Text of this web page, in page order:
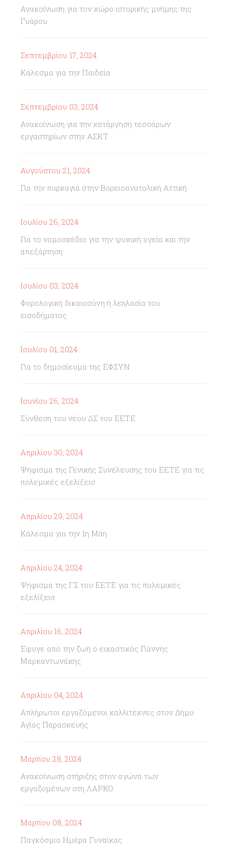
Ανακοίνωση για τον χώρο ιστορικής μνήμης της
Γυάρου
Σεπτεμβρίου 17, 2024
Κάλεσμα για την Παιδεία
Σεπτεμβρίου 03, 2024
Ανακοίνωση για την κατάργηση τεσσάρων
εργαστηρίων στην ΑΣΚΤ
Αυγούστου 21, 2024
Για την πυρκαγιά στην Βορειοανατολική Αττική
Ιουλίου 26, 2024
Για το νομοσχέδιο για την ψυχική υγεία και την
απεξάρτηση
Ιουλίου 03, 2024
Φορολογική δικαιοσύνη ή λεηλασία του
εισοδήματος
Ιουλίου 01, 2024
Για το δημοσίευμα της ΕΦΣΥΝ
Ιουνίου 26, 2024
Σύνθεση του νέου ΔΣ του ΕΕΤΕ
Απριλίου 30, 2024
Ψήφισμα της Γενικής Συνέλευσης του ΕΕΤΕ για τις
πολεμικές εξελίξεισ
Απριλίου 29, 2024
Κάλεσμα για την 1η Μάη
Απριλίου 24, 2024
Ψήφισμα της ΓΣ του ΕΕΤΕ για τις πολεμικές
εξελίξεισ
Απριλίου 16, 2024
Έφυγε από την ζωή ο εικαστικός Γιάννης
Μαρκαντωνάκης
Απριλίου 04, 2024
Απλήρωτοι εργαζόμενοι καλλιτέχνες στον Δήμο
Αγίας Παρασκευής
Μαρτίου 28, 2024
Ανακοίνωση στήριξης στον αγώνα των
εργαζομένων στη ΛΑΡΚΟ
Μαρτίου 08, 2024
Παγκόσμια Ημέρα Γυναίκας